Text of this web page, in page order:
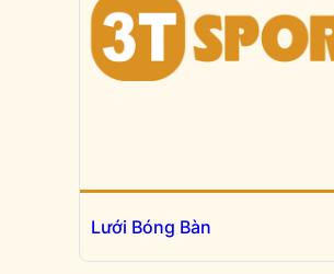
Lưới Bóng Bàn